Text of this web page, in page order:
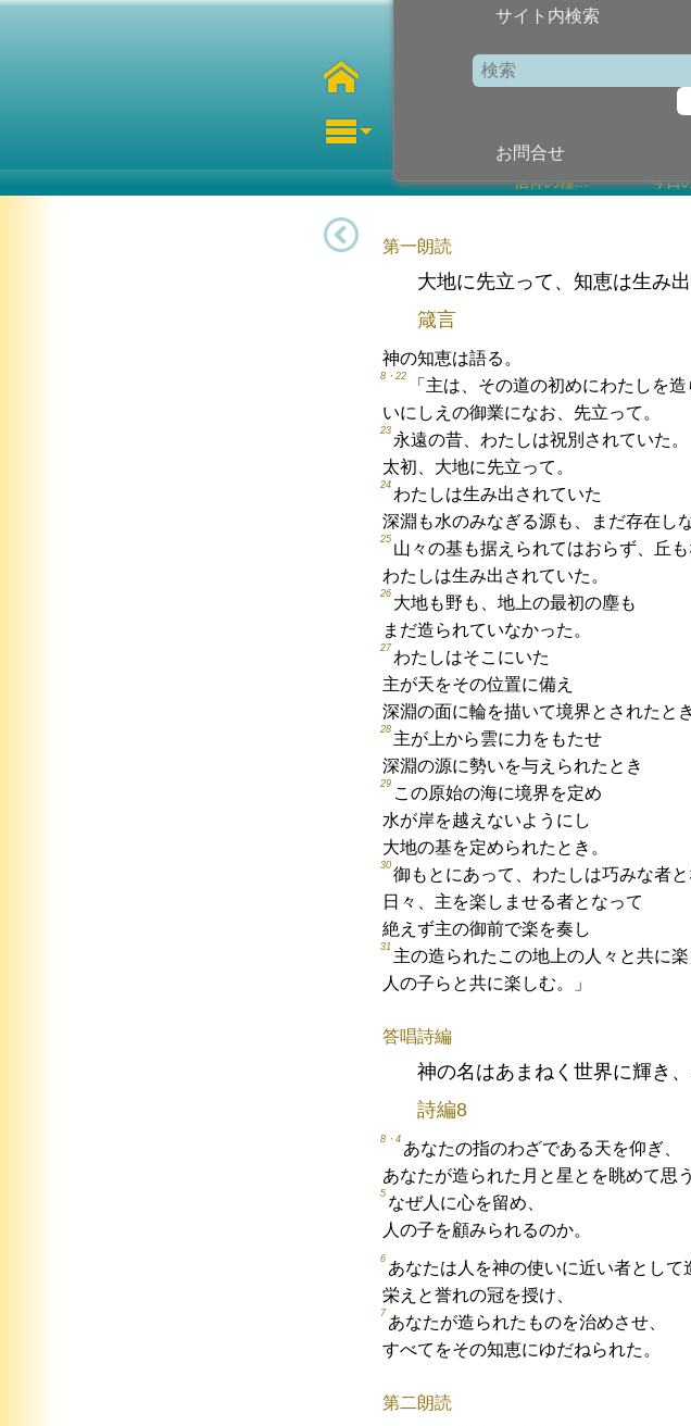
サイト内検索
お問合せ
信仰の糧... 今日
第一朗読
大地に先立って、知恵は生み出
箴言
神の知恵は語る。
8・22
「主は、その道の初めにわたしを造
いにしえの御業になお、先立って。
23
永遠の昔、わたしは祝別されていた。
太初、大地に先立って。
24
わたしは生み出されていた
深淵も水のみなぎる源も、まだ存在し
25
山々の基も据えられてはおらず、丘
わたしは生み出されていた。
26
大地も野も、地上の最初の塵も
まだ造られていなかった。
27
わたしはそこにいた
主が天をその位置に備え
深淵の面に輪を描いて境界とされたとき
28
主が上から雲に力をもたせ
深淵の源に勢いを与えられたとき
29
この原始の海に境界を定め
水が岸を越えないようにし
大地の基を定められたとき。
30
御もとにあって、わたしは巧みな者と
日々、主を楽しませる者となって
絶えず主の御前で楽を奏し
31
主の造られたこの地上の人々と共に
人の子らと共に楽しむ。」
答唱詩編
神の名はあまねく世界に輝き
詩編8
8・4
あなたの指のわざである天を仰ぎ、
あなたが造られた月と星とを眺めて思う
5
なぜ人に心を留め、
人の子を顧みられるのか。
6
あなたは人を神の使いに近い者として
栄えと誉れの冠を授け、
7
あなたが造られたものを治めさせ、
すべてをその知恵にゆだねられた。
第二朗読